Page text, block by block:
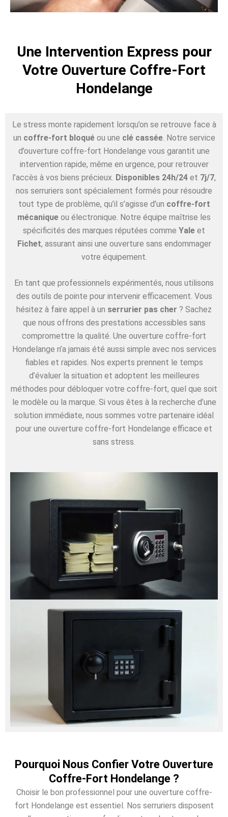
Une Intervention Express pour
Votre Ouverture Coffre-Fort
Hondelange
Le stress monte rapidement lorsqu’on se retrouve face à
un coffre-fort bloquéou une clé cassée. Notre service
d’ouverture coffre-fort Hondelange vous garantit une
intervention rapide, même en urgence, pour retrouver
l’accès à vos biens précieux. Disponibles 24h/24 et 7j/7,
nos serruriers sont spécialement formés pour résoudre
tout type de problème, qu’il s’agisse d’un coffre-fort
mécanique ou électronique. Notre équipe maîtrise les
spécificités des marques réputées comme Yale et
Fichet, assurant ainsi une ouverture sans endommager
votre équipement.
En tant que professionnels expérimentés, nous utilisons
des outils de pointe pour intervenir efficacement. Vous
hésitez à faire appel à un serrurier pas cher ? Sachez
que nous offrons des prestations accessibles sans
compromettre la qualité. Une ouverture coffre-fort
Hondelange n’a jamais été aussi simple avec nos services
fiables et rapides. Nos experts prennent le temps
d’évaluer la situation et adoptent les meilleures
méthodes pour débloquer votre coffre-fort, quel que soit
le modèle ou la marque. Si vous êtes à la recherche d’une
solution immédiate, nous sommes votre partenaire idéal
pour une ouverture coffre-fort Hondelange efficace et
sans stress.
Pourquoi Nous Confier Votre Ouverture
Coffre-Fort Hondelange ?
Choisir le bon professionnel pour une ouverture coffre-
fort Hondelange est essentiel. Nos serruriers disposent